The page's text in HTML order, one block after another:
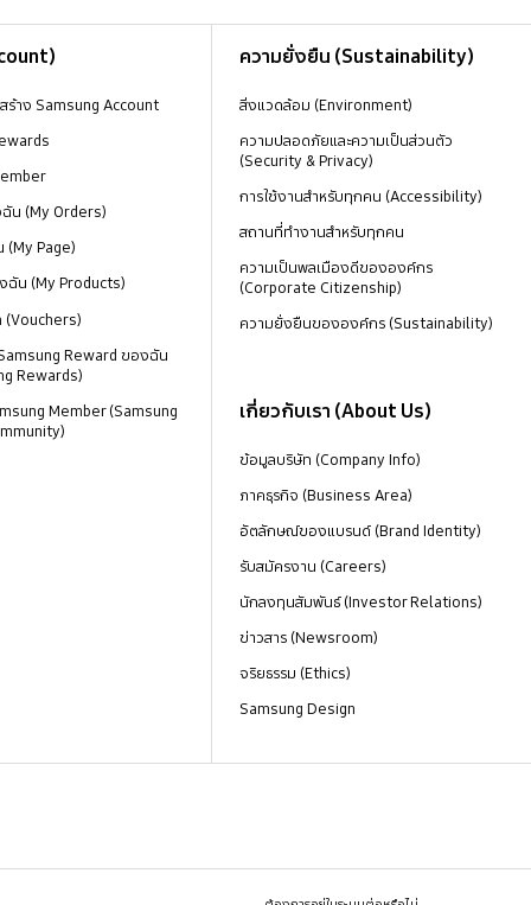
ร้าง Samsung Account
น (My Orders)
Page)
น (My Products)
Reward ของฉัน
Rewards)
Member (Samsung
ความยั่งยืน (Sustainability)
สิ่งแวดล้อม (Environment)
ความปลอดภัยและความเป็นส่วนตัว
(Security & Privacy)
การใช้งานสำหรับทุกคน (Accessibility)
สถานที่ทำงานสำหรับทุกคน
ความเป็นพลเมืองดีขององค์กร
(Corporate Citizenship)
ความยั่งยืนขององค์กร (Sustainability)
เกี่ยวกับเรา (About Us)
ข้อมูลบริษัท (Company Info)
ภาคธุรกิจ (Business Area)
อัตลักษณ์ของแบรนด์ (Brand Identity)
รับสมัครงาน (Careers)
นักลงทุนสัมพันธ์ (Investor Relations)
ข่าวสาร (Newsroom)
จริยธรรม (Ethics)
Samsung Design